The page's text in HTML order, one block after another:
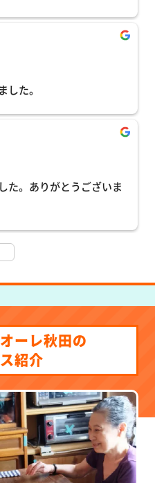
た。
た。ありがとうございま
ーレ秋田の
紹介